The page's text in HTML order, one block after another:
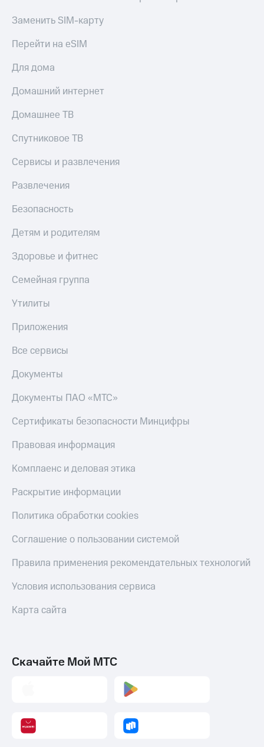
Заменить SIM-карту
Перейти на eSIM
Для дома
Домашний интернет
Домашнее ТВ
Спутниковое ТВ
Сервисы и развлечения
Развлечения
Безопасность
Детям и родителям
Здоровье и фитнес
Семейная группа
Утилиты
Приложения
Все сервисы
Документы
Документы ПАО «МТС»
Сертификаты безопасности Минцифры
Правовая информация
Комплаенс и деловая этика
Раскрытие информации
Политика обработки cookies
Соглашение о пользовании системой
Правила применения рекомендательных технологий
Условия использования сервиса
Карта сайта
Скачайте Мой МТС